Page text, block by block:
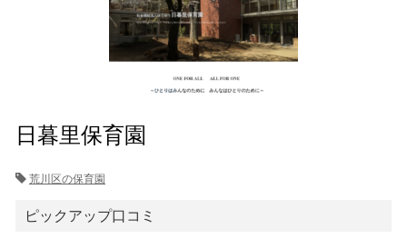
日暮里保育園
荒川区の保育園
ピックアップ口コミ